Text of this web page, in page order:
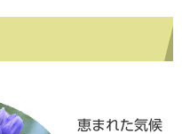
恵まれた気候